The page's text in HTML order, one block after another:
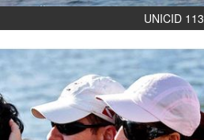
UNICID 113